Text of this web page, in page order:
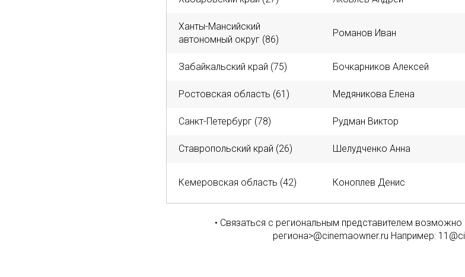
Ханты-Мансийский
автономный округ (86)
Романов Иван
Забайкальский край (75) Бочкарников Алексей
Ростовская область (61) Медяникова Елена
Санкт-Петербург (78) Рудман Виктор
Ставропольский край (26) Шелудченко Анна
Кемеровская область (42) Коноплев Денис
• Связаться с региональным представителем возможно
региона>@cinemaowner.ru Например: